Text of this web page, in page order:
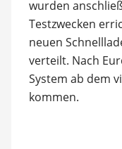
wurden
Testzwecken
neuen
verteilt. Nach
System ab dem
kommen.